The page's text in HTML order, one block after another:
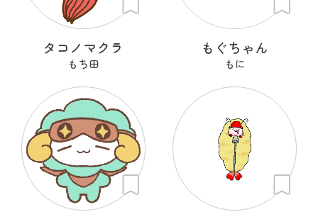
タコノマクラ
もち田
もぐちゃん
もに